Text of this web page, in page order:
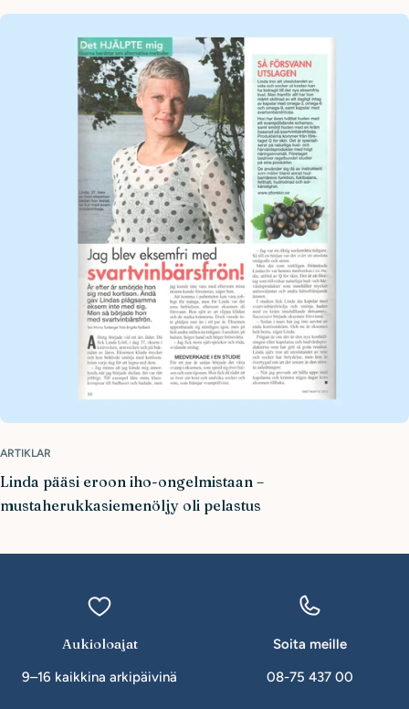
ARTIKLAR
Linda pääsi eroon iho-ongelmistaan –
mustaherukkasiemenöljy oli pelastus
Aukioloajat
9–16 kaikkina arkipäivinä
Soita meille
08-75 437 00